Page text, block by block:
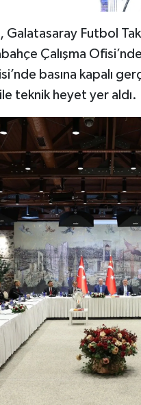
Futbol
Çalışma
basına kapalı
ile teknik heyet yer aldı.